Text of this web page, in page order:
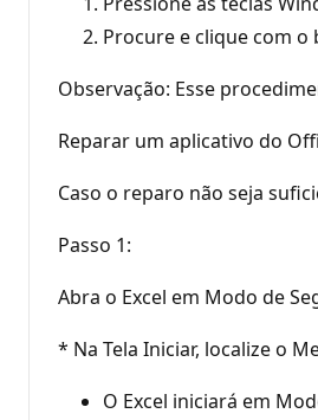
Procure e clique com
Observação: Esse
Reparar um aplicativo do
Caso o reparo não seja
Passo 1:
Abra o Excel em Modo de
* Na Tela Iniciar, localize o
O Excel iniciará em